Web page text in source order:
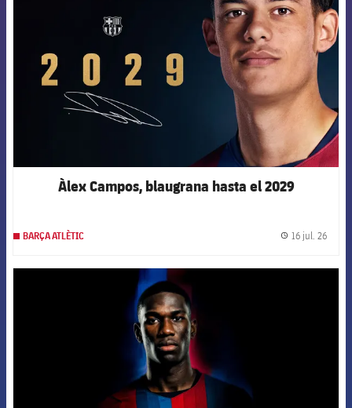
Àlex Campos, blaugrana hasta el 2029
BARÇA ATLÈTIC 16 jul. 26